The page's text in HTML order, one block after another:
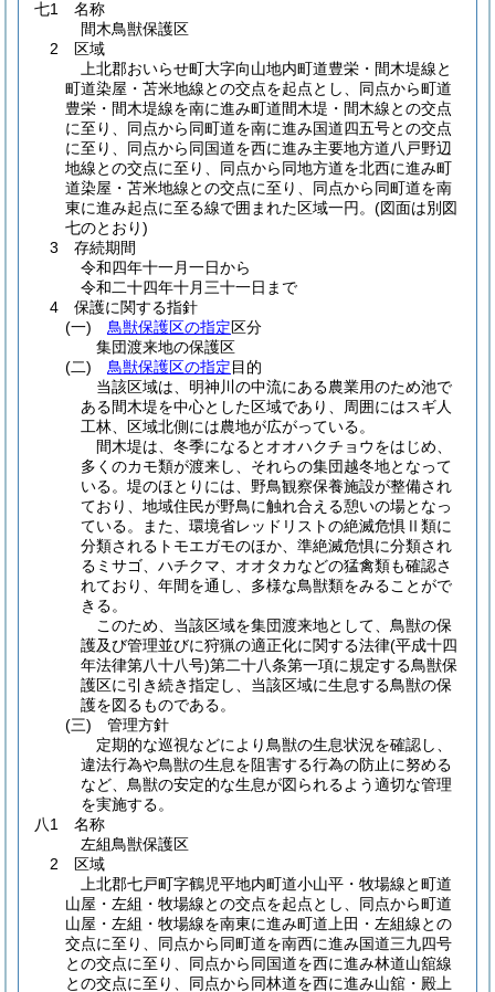
七1 名称
間木鳥獣保護区
2 区域
上北郡おいらせ町大字向山地内町道豊栄・間木堤線と
町道染屋・苫米地線との交点を起点とし、同点から町道
豊栄・間木堤線を南に進み町道間木堤・間木線との交点
に至り、同点から同町道を南に進み国道四五号との交点
に至り、同点から同国道を西に進み主要地方道八戸野辺
地線との交点に至り、同点から同地方道を北西に進み町
道染屋・苫米地線との交点に至り、同点から同町道を南
東に進み起点に至る線で囲まれた区域一円。 (図面は別図
七のとおり)
3 存続期間
令和四年十一月一日から
令和二十四年十月三十一日まで
4 保護に関する指針
(一)
鳥獣保護区の指定区分
集団渡来地の保護区
(二)
鳥獣保護区の指定目的
当該区域は、明神川の中流にある農業用のため池で
ある間木堤を中心とした区域であり、周囲にはスギ人
工林、区域北側には農地が広がっている。
間木堤は、冬季になるとオオハクチョウをはじめ、
多くのカモ類が渡来し、それらの集団越冬地となって
いる。堤のほとりには、野鳥観察保養施設が整備され
ており、地域住民が野鳥に触れ合える憩いの場となっ
ている。また、環境省レッドリストの絶滅危惧Ⅱ類に
分類されるトモエガモのほか、準絶滅危惧に分類され
るミサゴ、ハチクマ、オオタカなどの猛禽類も確認さ
れており、年間を通し、多様な鳥獣類をみることがで
きる。
このため、当該区域を集団渡来地として、鳥獣の保
護及び管理並びに狩猟の適正化に関する法律(平成十四
年法律第八十八号)第二十八条第一項に規定する鳥獣保
護区に引き続き指定し、当該区域に生息する鳥獣の保
護を図るものである。
(三) 管理方針
定期的な巡視などにより鳥獣の生息状況を確認し、
違法行為や鳥獣の生息を阻害する行為の防止に努める
など、鳥獣の安定的な生息が図られるよう適切な管理
を実施する。
八1 名称
左組鳥獣保護区
2 区域
上北郡七戸町字鶴児平地内町道小山平・牧場線と町道
山屋・左組・牧場線との交点を起点とし、同点から町道
山屋・左組・牧場線を南東に進み町道上田・左組線との
交点に至り、同点から同町道を南西に進み国道三九四号
との交点に至り、同点から同国道を西に進み林道山舘線
との交点に至り、同点から同林道を西に進み山舘・殿上